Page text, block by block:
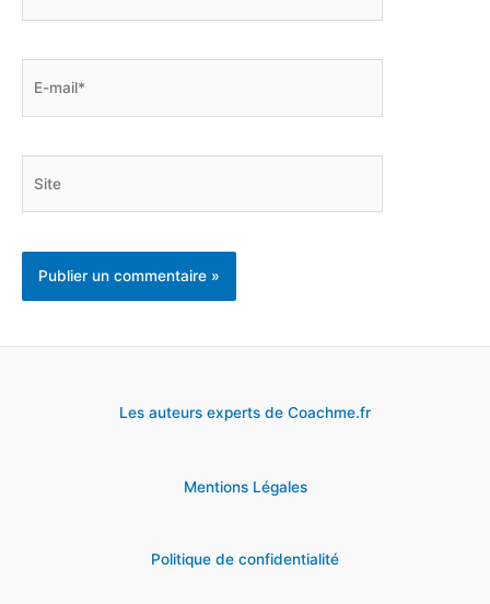
Les auteurs experts de Coachme.fr
Mentions Légales
Politique de confidentialité